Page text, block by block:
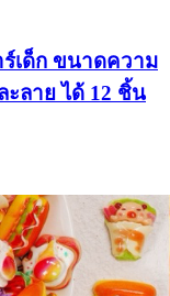
ร์เด็ก ขนาดความ
ะลาย ได้ 12 ชิ้น